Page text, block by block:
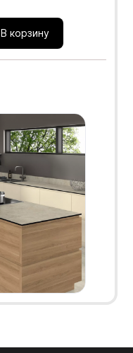
В корзину